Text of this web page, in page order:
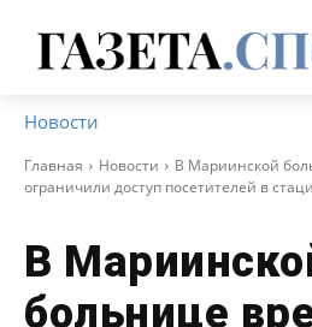
Новости
Главная Новости
В Мариинской
ограничили доступ посетителей в
В
больнице